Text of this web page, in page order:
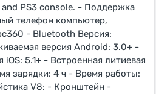
and PS3 console. - Поддержка
телефон компьютер,
- Bluetooth Версия:
версия Android: 3.0+ -
5.1+ - Встроенная литиевая
зарядки: 4 ч - Время работы:
V8: - Кронштейн -